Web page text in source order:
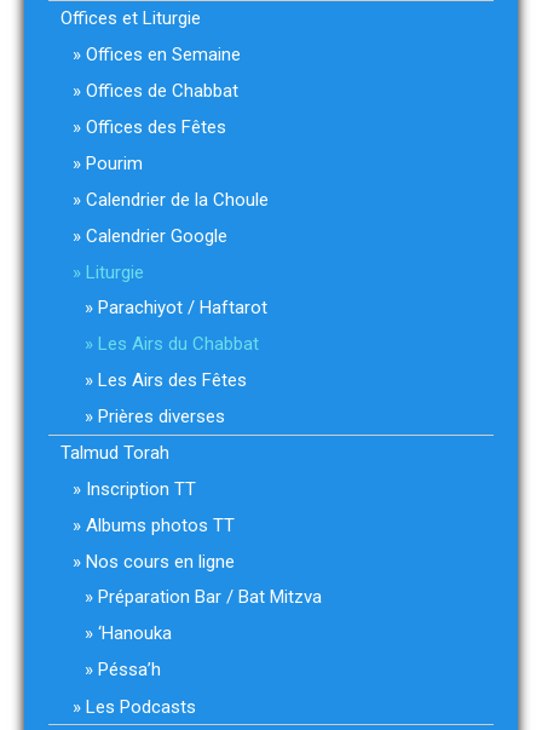
Offices et Liturgie
Offices en Semaine
Offices de Chabbat
Offices des Fêtes
Pourim
Calendrier de la Choule
Calendrier Google
Liturgie
Parachiyot / Haftarot
Les Airs du Chabbat
Les Airs des Fêtes
Prières diverses
Talmud Torah
Inscription TT
Albums photos TT
Nos cours en ligne
Préparation Bar / Bat Mitzva
‘Hanouka
Péssa’h
Les Podcasts